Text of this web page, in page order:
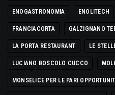
ENOGASTRONOMIA ENOLITECH
FRANCIACORTA GALZIGNANO
LA PORTA RESTAURANT LE
LUCIANO BOSCOLO CUCCO
MONSELICE PER LE PARI